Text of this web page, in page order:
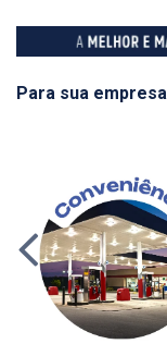
Para sua empresa